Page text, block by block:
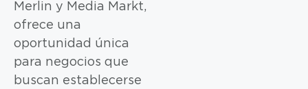
Merlin y Media Markt,
ofrece una
oportunidad única
para negocios que
buscan establecerse